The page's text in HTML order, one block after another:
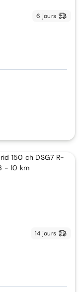
6 jours
14 jours